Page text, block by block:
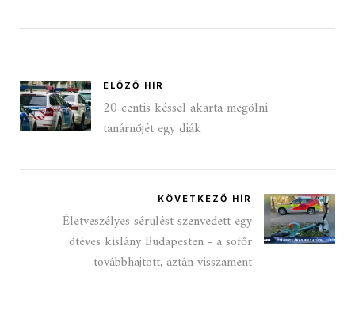
ELŐZŐ HÍR
20 centis késsel akarta megölni
tanárnőjét egy diák
KÖVETKEZŐ HÍR
Életveszélyes sérülést szenvedett egy
ötéves kislány Budapesten - a sofőr
továbbhajtott, aztán visszament